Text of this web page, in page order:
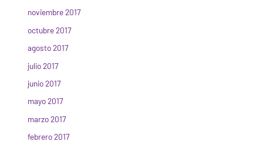
noviembre 2017
octubre 2017
agosto 2017
julio 2017
junio 2017
mayo 2017
marzo 2017
febrero 2017